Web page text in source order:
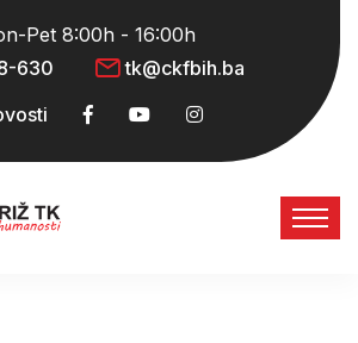
Pet 8:00h - 16:00h
630
tk@ckfbih.ba